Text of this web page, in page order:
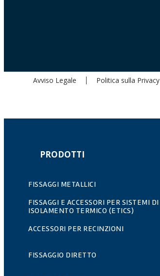
Avviso Legale Politica sulla Privacy
PRODOTTI
FISSAGGI METALLICI
FISSAGGI E ACCESSORI PER SISTEMI DI
ISOLAMENTO TERMICO (ETICS)
ACCESSORI PER RECINZIONI
FISSAGGIO DIRETTO